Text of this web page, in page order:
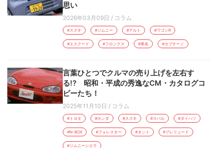
思い
2026年03月09日 / コラム
#スズキ #ジムニー #アルト #ワゴンR
#エスクード #フロンクス #車名 #カプチーノ
言葉ひとつでクルマの売り上げを左右す
る!? 昭和・平成の秀逸なCM・カタログコ
ピーたち！
2025年11月10日 / コラム
#トヨタ #ホンダ #スズキ #スバル #ダイハツ
#N-BOX #フォレスター #タント #プレリュード
#ジムニーシエラ